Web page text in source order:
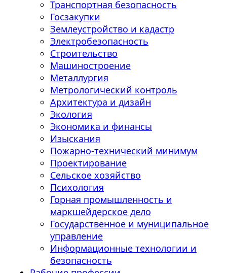
Транспортная безопасность
Госзакупки
Землеустройство и кадастр
Электробезопасность
Строительство
Машиностроение
Металлургия
Метрологический контроль
Архитектура и дизайн
Экология
Экономика и финансы
Изыскания
Пожарно-технический минимум
Проектирование
Сельское хозяйство
Психология
Горная промышленность и
маркшейдерское дело
Государственное и муниципальное
управление
Информационные технологии и
безопасность